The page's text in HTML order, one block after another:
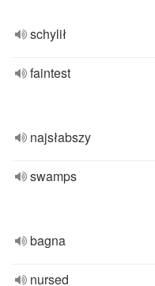
schylił
faintest
najsłabszy
swamps
bagna
nursed